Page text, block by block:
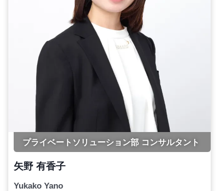
プライベートソリューション部 コンサルタント
矢野 有香子
Yukako Yano